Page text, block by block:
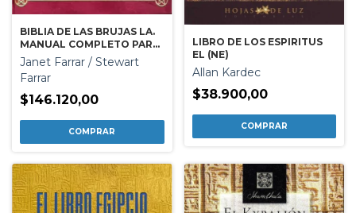
BIBLIA DE LAS BRUJAS LA.
MANUAL COMPLETO PARA
PRACTICA DE LA BRUJERIA
Janet Farrar / Stewart
Farrar
$146.120,00
LIBRO DE LOS ESPIRITUS
EL (NE)
Allan Kardec
$38.900,00